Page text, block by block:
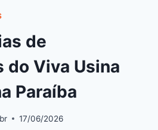
de
do Viva Usina
Paraíba
17/06/2026